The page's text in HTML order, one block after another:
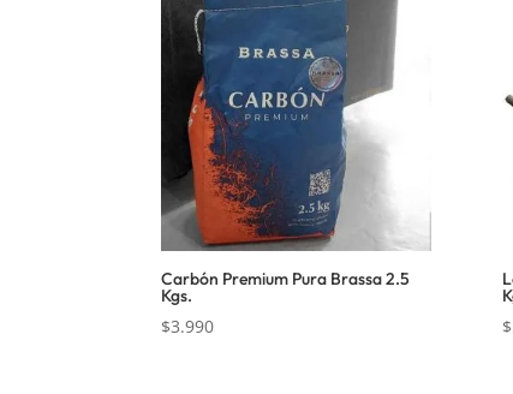
Carbón Premium Pura Brassa 2.5
Kgs.
$3.990 $